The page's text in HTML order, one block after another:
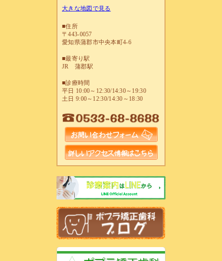
大きな地図で見る
■住所
〒443-0057
愛知県蒲郡市中央本町4-6
■最寄り駅
JR 蒲郡駅
■診療時間
平日 10:00～12:30/14:30～19:30
土日 9:00～12:30/14:30～18:30